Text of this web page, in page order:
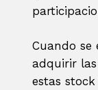
Cuando se
adquirir
estas